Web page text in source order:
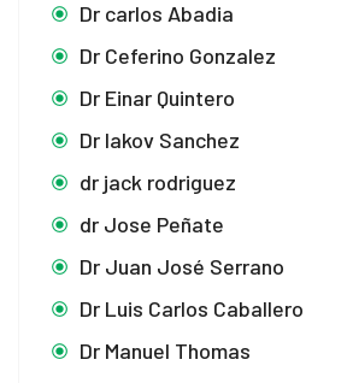
Dr carlos Abadia
Dr Ceferino Gonzalez
Dr Einar Quintero
Dr Iakov Sanchez
dr jack rodriguez
dr Jose Peñate
Dr Juan José Serrano
Dr Luis Carlos Caballero
Dr Manuel Thomas